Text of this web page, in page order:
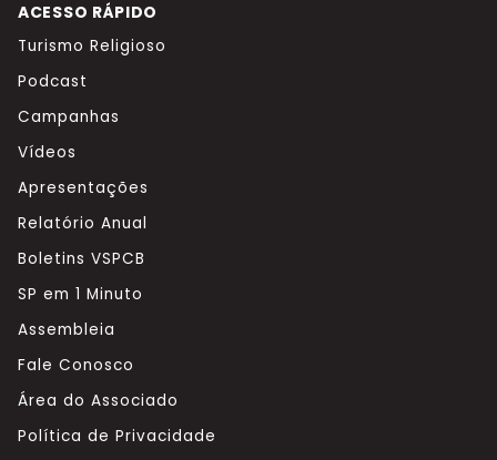
ACESSO RÁPIDO
Turismo Religioso
Podcast
Campanhas
Vídeos
Apresentações
Relatório Anual
Boletins VSPCB
SP em 1 Minuto
Assembleia
Fale Conosco
Área do Associado
Política de Privacidade